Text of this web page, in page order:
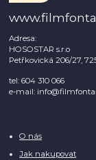
Adresa:
HOSOSTAR s.r.o
Petřkovická 206/27,
tel: 604 310 066
e-mail:
O nás
Jak nakupovat